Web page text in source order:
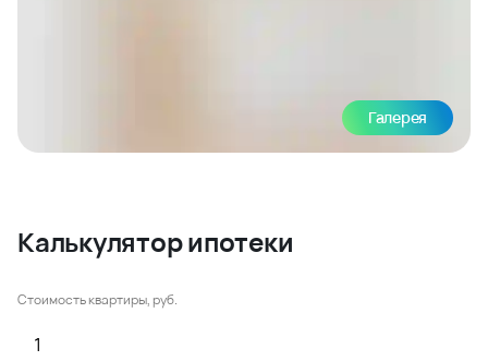
Галерея
Калькулятор ипотеки
Стоимость квартиры, руб.